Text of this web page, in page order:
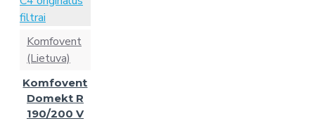
Komfovent
(Lietuva)
Komfovent
Domekt R
190/200 V